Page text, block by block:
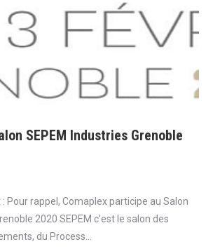
SEPEM Industries Grenoble
Pour rappel, Comaplex participe au Salon
2020 SEPEM c’est le salon des
du Process…